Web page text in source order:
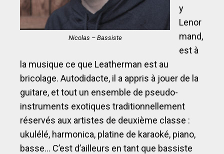
Nicolas – Bassiste
y
Lenor
mand,
est à
la musique ce que Leatherman est au
bricolage. Autodidacte, il a appris à jouer de la
guitare, et tout un ensemble de pseudo-
instruments exotiques traditionnellement
réservés aux artistes de deuxième classe :
ukulélé, harmonica, platine de karaoké, piano,
basse… C’est d’ailleurs en tant que bassiste